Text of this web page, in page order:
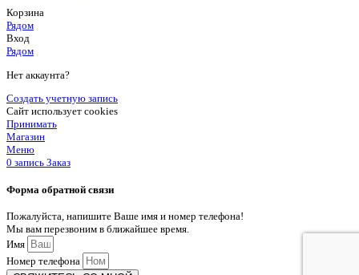
Корзина
Рядом
Вход
Рядом
Нет аккаунта?
Создать учетную запись
Сайт использует cookies
Принимать
Магазин
Меню
0 запись Заказ
Форма обратной связи
Пожалуйста, напишите Ваше имя и номер телефона!
Мы вам перезвоним в ближайшее время.
Имя
Номер телефона